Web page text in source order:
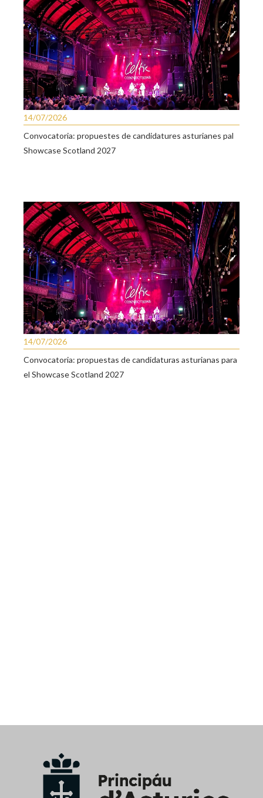
14/07/2026
Convocatoria: propuestes de candidatures asturianes pal
Showcase Scotland 2027
14/07/2026
Convocatoria: propuestas de candidaturas asturianas para
el Showcase Scotland 2027